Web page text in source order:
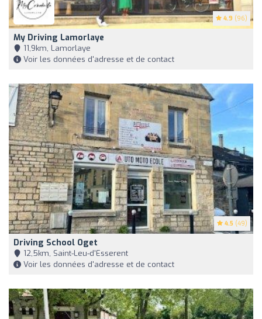
4.9 (96)
My Driving Lamorlaye
11,9km, Lamorlaye
Voir les données d'adresse et de contact
4.5 (49)
Driving School Oget
12,5km, Saint-Leu-d'Esserent
Voir les données d'adresse et de contact